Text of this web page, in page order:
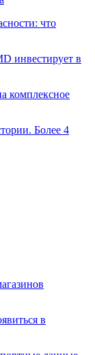
что
инвестирует в
комплексное
Более 4
в